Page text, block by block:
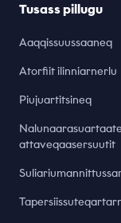
Tusass pillugu
Aaqqissuussaaneq
Atorfiit ilinniarnerlu
Piujuartitsineq
attaveqaasersuutit